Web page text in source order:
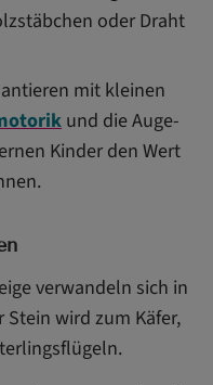
oder Draht
mit kleinen
und die Auge-
Kinder den Wert
verwandeln sich in
wird zum Käfer,